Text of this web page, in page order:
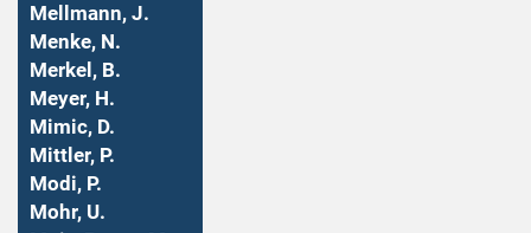
Mellmann, J.
Menke, N.
Merkel, B.
Meyer, H.
Mimic, D.
Mittler, P.
Modi, P.
Mohr, U.